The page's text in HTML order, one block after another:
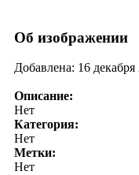
Об изображении
Добавлена: 16
Описание:
Нет
Категория:
Нет
Метки:
Нет